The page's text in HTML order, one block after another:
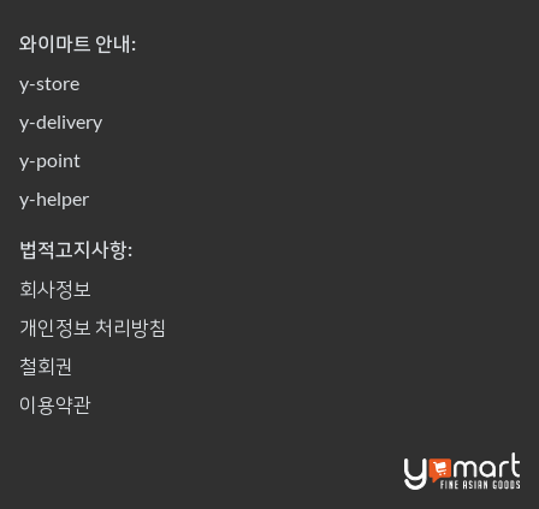
와이마트 안내:
y-store
y-delivery
y-point
y-helper
법적고지사항:
회사정보
개인정보 처리방침
철회권
이용약관